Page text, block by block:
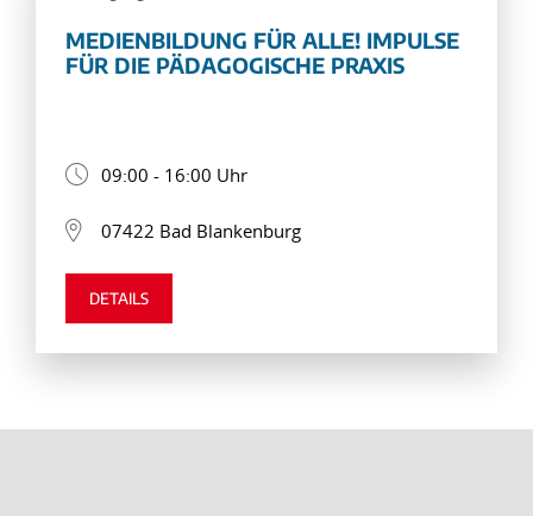
MEDIENBILDUNG FÜR ALLE! IMPULSE
FÜR DIE PÄDAGOGISCHE PRAXIS
09:00 - 16:00 Uhr
07422 Bad Blankenburg
DETAILS